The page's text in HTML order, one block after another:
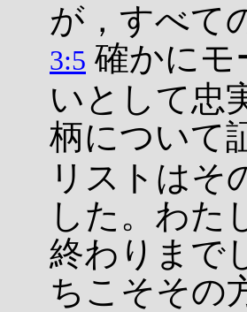
が，すべて
3:5 確かにモ
いとして忠
柄について
リストはそ
した。わた
終わりまで
ちこそその